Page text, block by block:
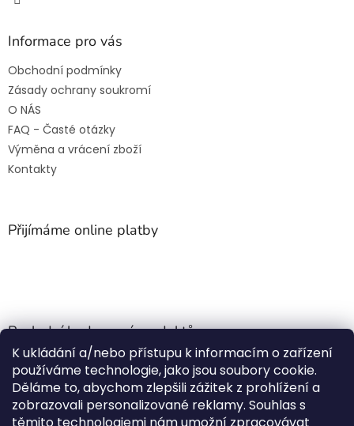
K ukládání a/nebo přístupu k informacím o zařízení
používáme technologie, jako jsou soubory cookie.
Děláme to, abychom zlepšili zážitek z prohlížení a
zobrazovali personalizované reklamy. Souhlas s
Informace pro vás
Obchodní podmínky
Zásady ochrany soukromí
O NÁS
FAQ - Časté otázky
Výměna a vrácení zboží
Kontakty
Přijímáme online platby
Poslední hodnocení produktů
Jehla do nádrže k nezávislému topení
Hodnocení produktu je 5 z 5 hvězdiček.
| Martin Nevrlý
ano